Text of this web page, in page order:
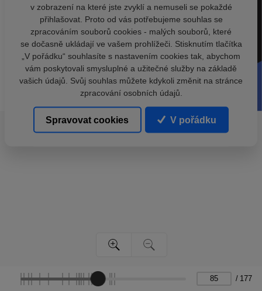
/ 177
v zobrazení na které jste zvyklí a nemuseli se pokaždé
přihlašovat. Proto od vás potřebujeme souhlas se
zpracováním souborů cookies - malých souborů, které
se dočasně ukládají ve vašem prohlížeči. Stisknutím tlačítka
„V pořádku“ souhlasíte s nastavením cookies tak, abychom
vám poskytovali smysluplné a užitečné služby na základě
vašich údajů. Svůj souhlas můžete kdykoli změnit na stránce
zpracování osobních údajů.
Spravovat cookies V pořádku